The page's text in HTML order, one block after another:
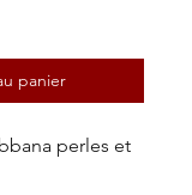
panier
perles et